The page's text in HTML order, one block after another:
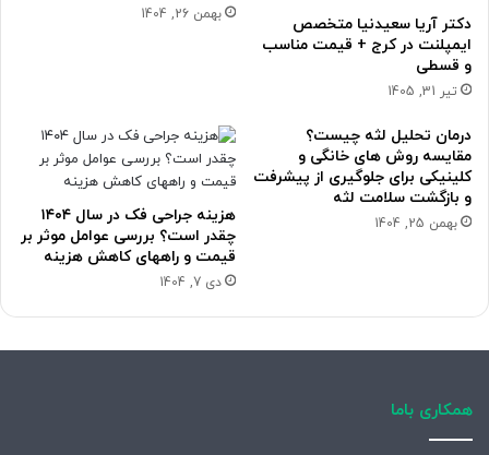
دکتر آریا سعیدنیا متخصص
ایمپلنت در کرج + قیمت مناسب
و قسطی
تیر 31, 1405
بهمن 26, 1404
درمان تحلیل لثه چیست؟
مقایسه روش های خانگی و
کلینیکی برای جلوگیری از پیشرفت
و بازگشت سلامت لثه
بهمن 25, 1404
هزینه جراحی فک در سال ۱۴۰۴
چقدر است؟ بررسی عوامل موثر بر
قیمت و راههای کاهش هزینه
دی 7, 1404
همکاری باما